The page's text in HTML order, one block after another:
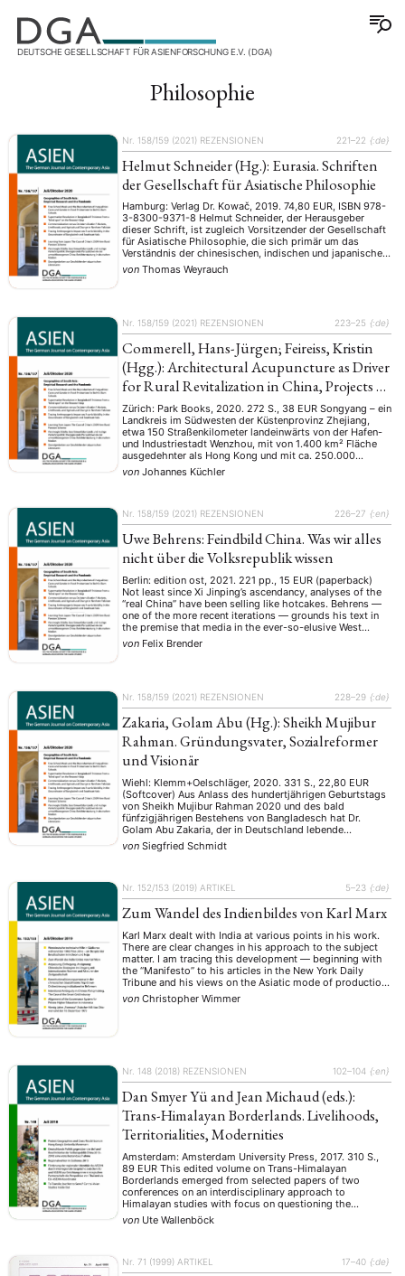
DEUTSCHE GESELLSCHAFT FÜR ASIENFORSCHUNG E.V. (DGA)
Philosophie
Nr. 158/159 (2021) REZENSIONEN 221–22 {:de}
Helmut Schneider (Hg.): Eurasia. Schriften
der Gesellschaft für Asiatische Philosophie
Hamburg: Verlag Dr. Kowač, 2019. 74,80 EUR, ISBN 978-
3-8300-9371-8 Helmut Schneider, der Herausgeber
dieser Schrift, ist zugleich Vorsitzender der Gesellschaft
für Asiatische Philosophie, die sich primär um das
Verständnis der chinesischen, indischen und japanischen
Philosophie bemüht. Sie misst Philosophie nicht an
einem bestimmten vorausgesetzten europäischen
von Thomas Weyrauch
Nr. 158/159 (2021) REZENSIONEN 223–25 {:de}
Commerell, Hans-Jürgen; Feireiss, Kristin
(Hgg.): Architectural Acupuncture as Driver
for Rural Revitalization in China, Projects by
Xu Tiantian, DnA_Beijing
Zürich: Park Books, 2020. 272 S., 38 EUR Songyang – ein
Landkreis im Südwesten der Küstenprovinz Zhejiang,
etwa 150 Straßenkilometer landeinwärts von der Hafen-
und Industriestadt Wenzhou, mit von 1.400 km² Fläche
ausgedehnter als Hong Kong und mit ca. 250.000
Einwohnern eher dünn besiedelt. Er umfasst das
Quellgebiet des Songyin-Flusses: Die Berge (500–1500
von Johannes Küchler
Nr. 158/159 (2021) REZENSIONEN 226–27 {:en}
Uwe Behrens: Feindbild China. Was wir alles
nicht über die Volksrepublik wissen
Berlin: edition ost, 2021. 221 pp., 15 EUR (paperback)
Not least since Xi Jinping’s ascendancy, analyses of the
“real China” have been selling like hotcakes. Behrens —
one of the more recent iterations — grounds his text in
the premise that media in the ever-so-elusive West
grossly misrepresent China, painting a negative image of
the …
von Felix Brender
Nr. 158/159 (2021) REZENSIONEN 228–29 {:de}
Zakaria, Golam Abu (Hg.): Sheikh Mujibur
Rahman. Gründungsvater, Sozialreformer
und Visionär
Wiehl: Klemm+Oelschläger, 2020. 331 S., 22,80 EUR
(Softcover) Aus Anlass des hundertjährigen Geburtstags
von Sheikh Mujibur Rahman 2020 und des bald
fünfzigjährigen Bestehens von Bangladesch hat Dr.
Golam Abu Zakaria, der in Deutschland lebende
Herausgeber, ein Buch über den wichtigsten Politiker
seines Geburtslandes Bangladesch veröffentlicht. Das
von Siegfried Schmidt
Nr. 152/153 (2019) ARTIKEL 5–23 {:de}
Zum Wandel des Indienbildes von Karl Marx
Karl Marx dealt with India at various points in his work.
There are clear changes in his approach to the subject
matter. I am tracing this development — beginning with
the “Manifesto” to his articles in the New York Daily
Tribune and his views on the Asiatic mode of production
— and ask why Marx’s …
von Christopher Wimmer
Nr. 148 (2018) REZENSIONEN 102–104 {:en}
Dan Smyer Yü and Jean Michaud (eds.):
Trans-Himalayan Borderlands. Livelihoods,
Territorialities, Modernities
Amsterdam: Amsterdam University Press, 2017. 310 S.,
89 EUR This edited volume on Trans-Himalayan
Borderlands emerged from selected papers of two
conferences on an interdisciplinary approach to
Himalayan studies with focus on questioning the
conception of border — simultaneously as limitations
and opportunities — and what the authors call “affective
von Ute Wallenböck
Nr. 71 (1999) ARTIKEL 17–40 {:de}